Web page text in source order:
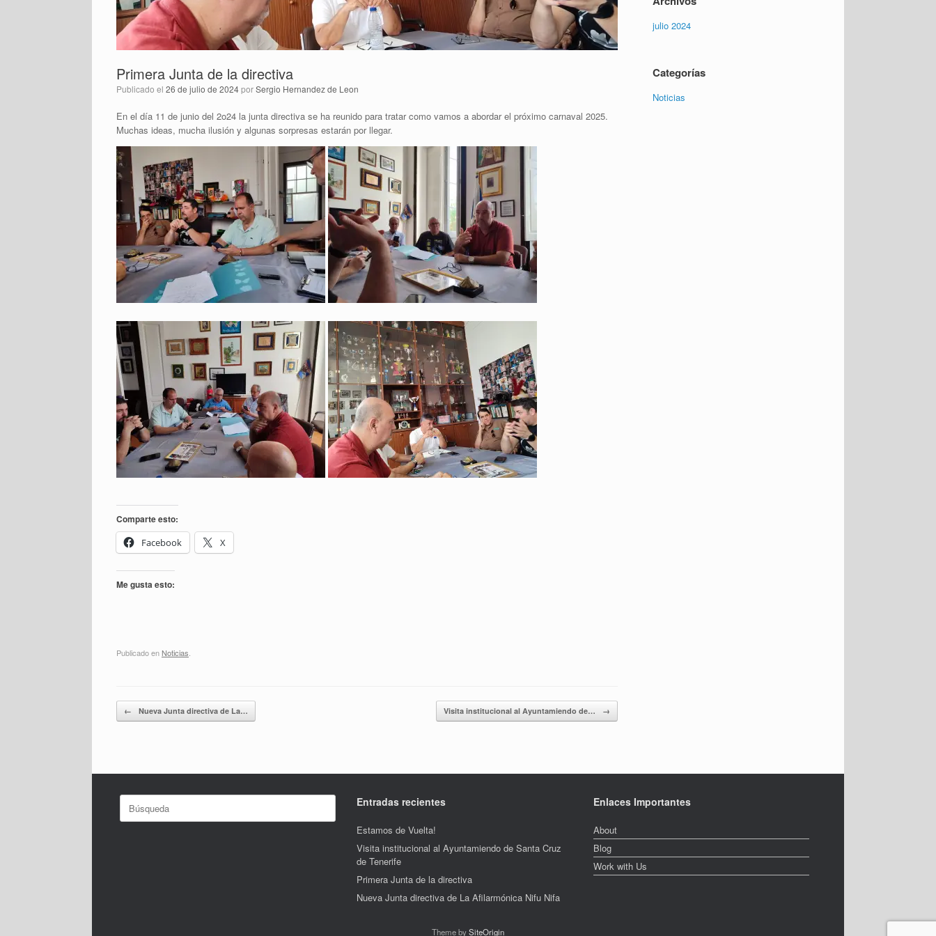
Primera Junta de la directiva
Publicado el 26 de julio de 2024porSergio Hernandez de Leon
En el día 11 de junio del 2o24 la junta directiva se ha reunido para tratar como vamos a abordar el próximo carnaval 2025.
Muchas ideas, mucha ilusión y algunas sorpresas estarán por llegar.
Comparte esto:
Facebook
X
Me gusta esto:
Publicado en Noticias
Navegador de artículos
← Nueva Junta directiva de La… Visita institucional al Ayuntamiendo de… →
julio 2024
Categorías
Noticias
Buscar: Entradas recientes
Estamos de Vuelta!
Visita institucional al Ayuntamiendo de Santa Cruz
de Tenerife
Primera Junta de la directiva
Nueva Junta directiva de La Afilarmónica Nifu Nifa
Enlaces Importantes
About
Blog
Work with Us
Theme bySiteOrigin